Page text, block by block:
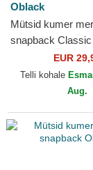
Oblack
Mütsid kumer
snapback
EUR
Telli kohale
Aug.